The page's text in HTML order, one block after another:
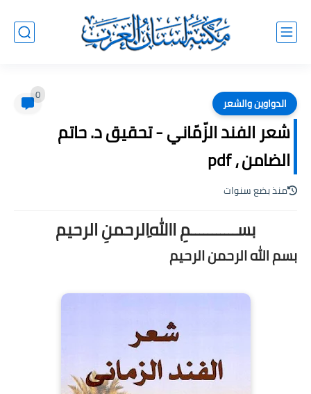
الدواوين والشعر 0
شعر الفند الزّمّاني - تحقيق د. حاتم
الضامن ، pdf
منذ بضع سنوات
بســـــــــــمِ اﷲِالرحمنِ الرحيم
بسم الله الرحمن الرحيم